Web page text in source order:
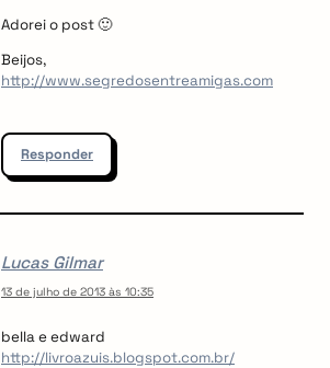
Adorei o post 🙂
Beijos,
http://www.segredosentreamigas.com
Responder
Lucas Gilmar
13 de julho de 2013 às 10:35
bella e edward
http://livroazuis.blogspot.com.br/